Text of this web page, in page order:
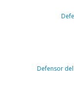
Defensor